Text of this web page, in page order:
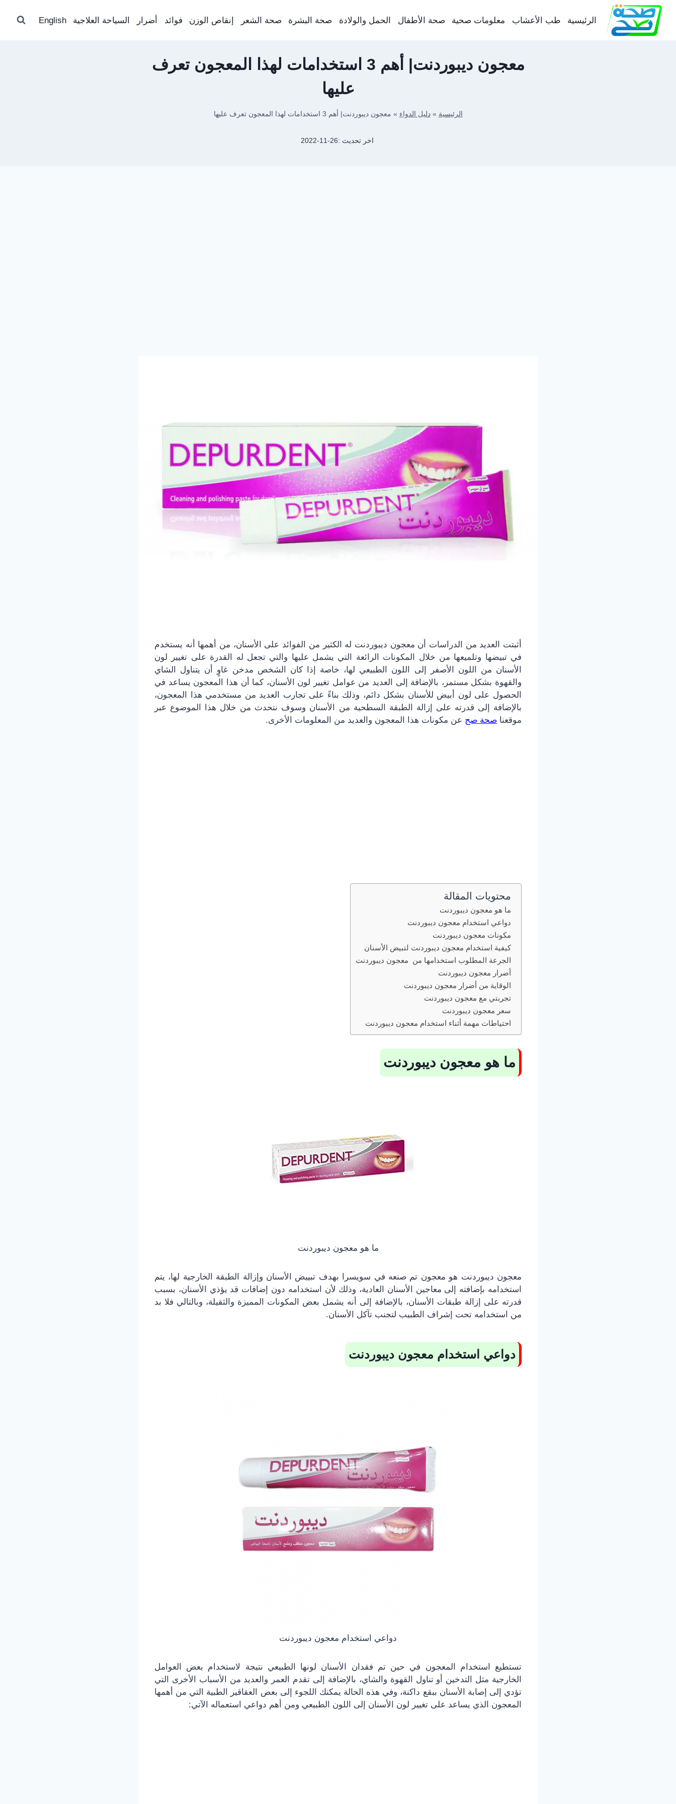
التجاوز
المحتوى
الرئيسية طب الأعشاب معلومات صحية صحة الأطفال الحمل والولادة صحة البشرة صحة الشعر إنقاص الوزن فوائد أضرار السياحة العلاجية English
معجون ديبوردنت| أهم 3 استخدامات لهذا المعجون تعرف
عليها
الرئيسية »دليل الدواء » معجون ديبوردنت| أهم 3 استخدامات لهذا المعجون تعرف عليها
اخر تحديث :2022-11-26
أثبتت العديد من الدراسات أن معجون ديبوردنت له الكثير من الفوائد على الأسنان، من أهمها أنه يستخدم
في تبيضها وتلميعها من خلال المكونات الرائعة التي يشمل عليها والتي تجعل له القدرة على تغيير لون
الأسنان من اللون الأصفر إلى اللون الطبيعي لها، خاصة إذا كان الشخص مدخن غاوٍ أن يتناول الشاي
والقهوة بشكل مستمر، بالإضافة إلى العديد من عوامل تغيير لون الأسنان، كما أن هذا المعجون يساعد في
الحصول على لون أبيض للأسنان بشكل دائم، وذلك بناءً على تجارب العديد من مستخدمي هذا المعجون،
بالإضافة إلى قدرته على إزالة الطبقة السطحية من الأسنان وسوف نتحدث من خلال هذا الموضوع عبر
موقعنا صحة صح عن مكونات هذا المعجون والعديد من المعلومات الأخرى.
محتويات المقالة
ما هو معجون ديبوردنت
دواعي استخدام معجون ديبوردنت
مكونات معجون ديبوردنت
كيفية استخدام معجون ديبوردنت لتبيض الأسنان
الجرعة المطلوب استخدامها من معجون ديبوردنت
أضرار معجون ديبوردنت
الوقاية من أضرار معجون ديبوردنت
تجربتي مع معجون ديبوردنت
سعر معجون ديبوردنت
احتياطات مهمة أثناء استخدام معجون ديبوردنت
ما هو معجون ديبوردنت
ما هو معجون ديبوردنت
معجون ديبوردنت هو معجون تم صنعه في سويسرا بهدف تبييض الأسنان وإزالة الطبقة الخارجية لها، يتم
استخدامه بإضافته إلى معاجين الأسنان العادية، وذلك لأن استخدامه دون إضافات قد يؤذي الأسنان، بسبب
قدرته على إزالة طبقات الأسنان، بالإضافة إلى أنه يشمل بعض المكونات المميزة والثقيلة، وبالتالي فلا بد
من استخدامه تحت إشراف الطبيب لتجنب تآكل الأسنان.
دواعي استخدام معجون ديبوردنت
دواعي استخدام معجون ديبوردنت
تستطيع استخدام المعجون في حين تم فقدان الأسنان لونها الطبيعي نتيجة لاستخدام بعض العوامل
الخارجية مثل التدخين أو تناول القهوة والشاي، بالإضافة إلى تقدم العمر والعديد من الأسباب الأخرى التي
تؤدي إلى إصابة الأسنان ببقع داكنة، وفي هذه الحالة يمكنك اللجوء إلى بعض العقاقير الطبية التي من أهمها
المعجون الذي يساعد على تغيير لون الأسنان إلى اللون الطبيعي ومن أهم دواعي استعماله الآتي: